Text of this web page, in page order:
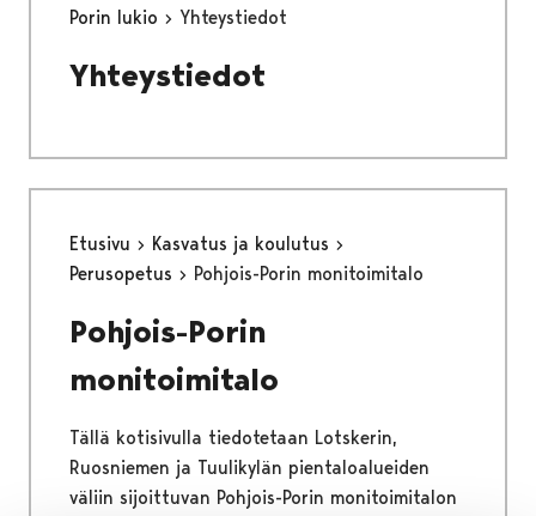
Porin lukio
Yhteystiedot
Yhteystiedot
Etusivu
Kasvatus ja koulutus
Perusopetus
Pohjois-Porin monitoimitalo
Pohjois-Porin
monitoimitalo
Tällä kotisivulla tiedotetaan Lotskerin,
Ruosniemen ja Tuulikylän pientaloalueiden
väliin sijoittuvan Pohjois-Porin monitoimitalon